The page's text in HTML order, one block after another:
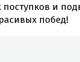
и
побед!